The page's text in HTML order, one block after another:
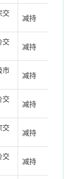
交
减持
交
减持
市
减持
交
减持
交
减持
交
减持